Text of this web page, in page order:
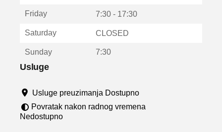
u
Friday 7:30 - 17:30
Saturday CLOSED
Sunday 7:30
Usluge
Usluge preuzimanja Dostupno
Povratak nakon radnog vremena
Nedostupno